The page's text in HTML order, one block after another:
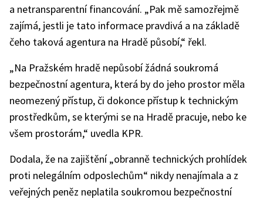
a netransparentní financování. „Pak mě samozřejmě
zajímá, jestli je tato informace pravdivá a na základě
čeho taková agentura na Hradě působí,“ řekl.
„Na Pražském hradě nepůsobí žádná soukromá
bezpečnostní agentura, která by do jeho prostor měla
neomezený přístup, či dokonce přístup k technickým
prostředkům, se kterými se na Hradě pracuje, nebo ke
všem prostorám,“ uvedla KPR.
Dodala, že na zajištění „obranně technických prohlídek
proti nelegálním odposlechům“ nikdy nenajímala a z
veřejných peněz neplatila soukromou bezpečnostní